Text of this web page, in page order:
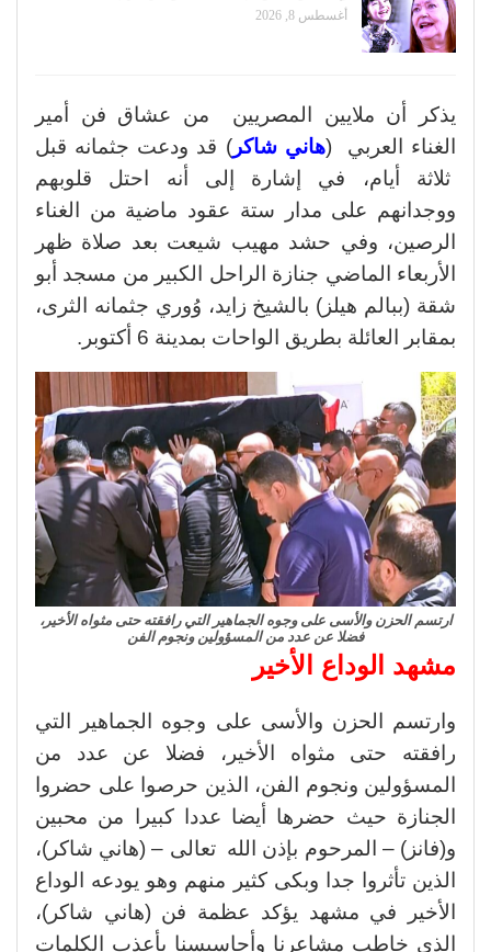
أغسطس 8, 2026
يذكر أن ملايين المصريين من عشاق فن أمير
الغناء العربي (هاني شاكر) قد ودعت جثمانه قبل
ثلاثة أيام، في إشارة إلى أنه احتل قلوبهم
ووجدانهم على مدار ستة عقود ماضية من الغناء
الرصين، وفي حشد مهيب شيعت بعد صلاة ظهر
الأربعاء الماضي جنازة الراحل الكبير من مسجد أبو
شقة (ببالم هيلز) بالشيخ زايد، وُوري جثمانه الثرى،
بمقابر العائلة بطريق الواحات بمدينة 6 أكتوبر.
ارتسم الحزن والأسى على وجوه الجماهير التي رافقته حتى مثواه الأخير،
فضلا عن عدد من المسؤولين ونجوم الفن
مشهد الوداع الأخير
وارتسم الحزن والأسى على وجوه الجماهير التي
رافقته حتى مثواه الأخير، فضلا عن عدد من
المسؤولين ونجوم الفن، الذين حرصوا على حضروا
الجنازة حيث حضرها أيضا عددا كبيرا من محبين
و(فانز) – المرحوم بإذن الله تعالى – (هاني شاكر)،
الذين تأثروا جدا وبكى كثير منهم وهو يودعه الوداع
الأخير في مشهد يؤكد عظمة فن (هاني شاكر)،
الذي خاطب مشاعرنا وأحاسيسنا بأعذب الكلمات